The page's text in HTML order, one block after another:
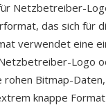
Netzbetreiber-
das sich für
verwendet eine
Logo
Bitmap-
knappe